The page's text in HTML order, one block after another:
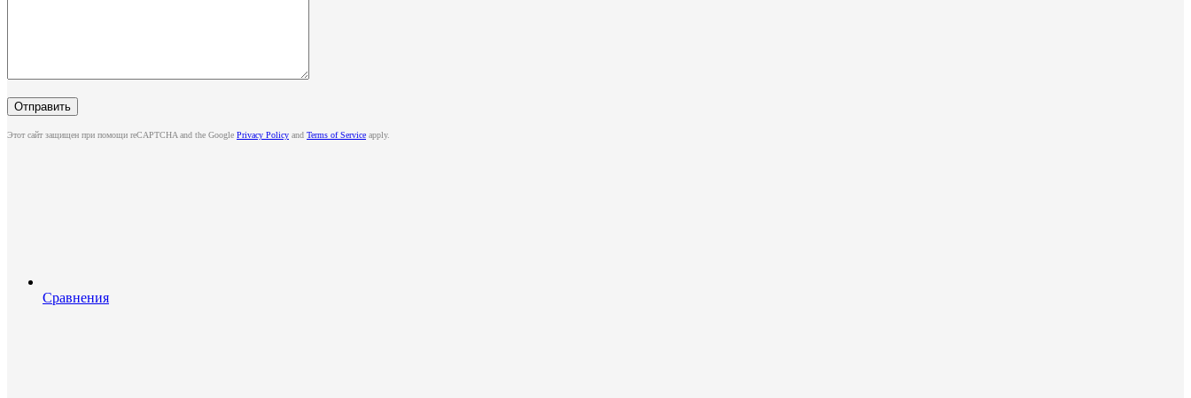
Этот сайт защищен при помощи reCAPTCHA and the Google Privacy Policy and Terms of Service apply.
Сравнения